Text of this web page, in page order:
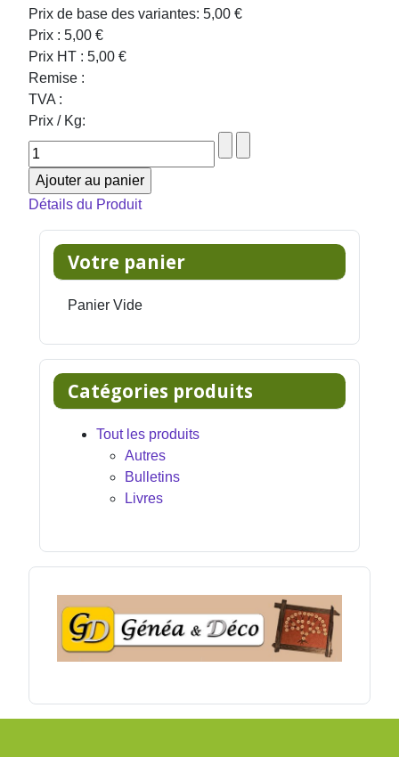
Prix de base des variantes: 5,00 €
Prix : 5,00 €
Prix HT : 5,00 €
Remise :
TVA :
Prix / Kg:
Détails du Produit
Votre panier
Panier Vide
Catégories produits
Tout les produits
Autres
Bulletins
Livres